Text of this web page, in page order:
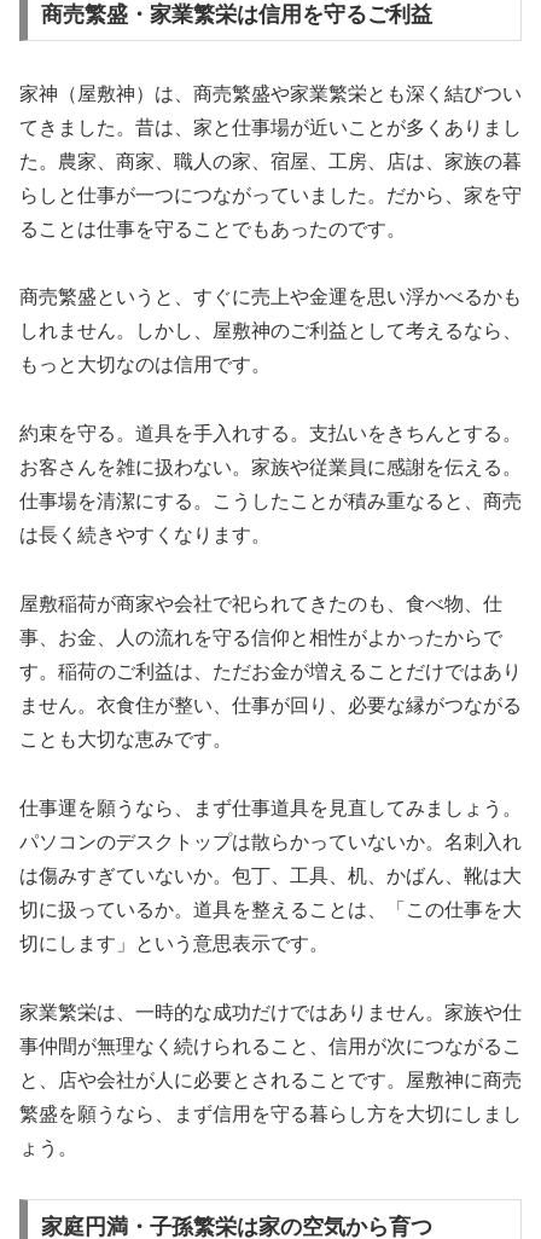
商売繁盛・家業繁栄は信用を守るご利益
家神（屋敷神）は、商売繁盛や家業繁栄とも深く結びつい
てきました。昔は、家と仕事場が近いことが多くありまし
た。農家、商家、職人の家、宿屋、工房、店は、家族の暮
らしと仕事が一つにつながっていました。だから、家を守
ることは仕事を守ることでもあったのです。
商売繁盛というと、すぐに売上や金運を思い浮かべるかも
しれません。しかし、屋敷神のご利益として考えるなら、
もっと大切なのは信用です。
約束を守る。道具を手入れする。支払いをきちんとする。
お客さんを雑に扱わない。家族や従業員に感謝を伝える。
仕事場を清潔にする。こうしたことが積み重なると、商売
は長く続きやすくなります。
屋敷稲荷が商家や会社で祀られてきたのも、食べ物、仕
事、お金、人の流れを守る信仰と相性がよかったからで
す。稲荷のご利益は、ただお金が増えることだけではあり
ません。衣食住が整い、仕事が回り、必要な縁がつながる
ことも大切な恵みです。
仕事運を願うなら、まず仕事道具を見直してみましょう。
パソコンのデスクトップは散らかっていないか。名刺入れ
は傷みすぎていないか。包丁、工具、机、かばん、靴は大
切に扱っているか。道具を整えることは、「この仕事を大
切にします」という意思表示です。
家業繁栄は、一時的な成功だけではありません。家族や仕
事仲間が無理なく続けられること、信用が次につながるこ
と、店や会社が人に必要とされることです。屋敷神に商売
繁盛を願うなら、まず信用を守る暮らし方を大切にしまし
ょう。
家庭円満・子孫繁栄は家の空気から育つ